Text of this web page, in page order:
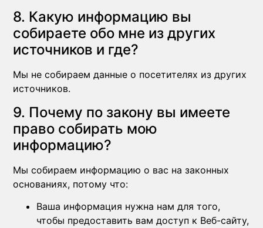
8. Какую информацию вы
собираете обо мне из других
источников и где?
Мы не собираем данные о посетителях из других
источников.
9. Почему по закону вы имеете
право собирать мою
информацию?
Мы собираем информацию о вас на законных
основаниях, потому что:
Ваша информация нужна нам для того,
чтобы предоставить вам доступ к Веб-сайту,